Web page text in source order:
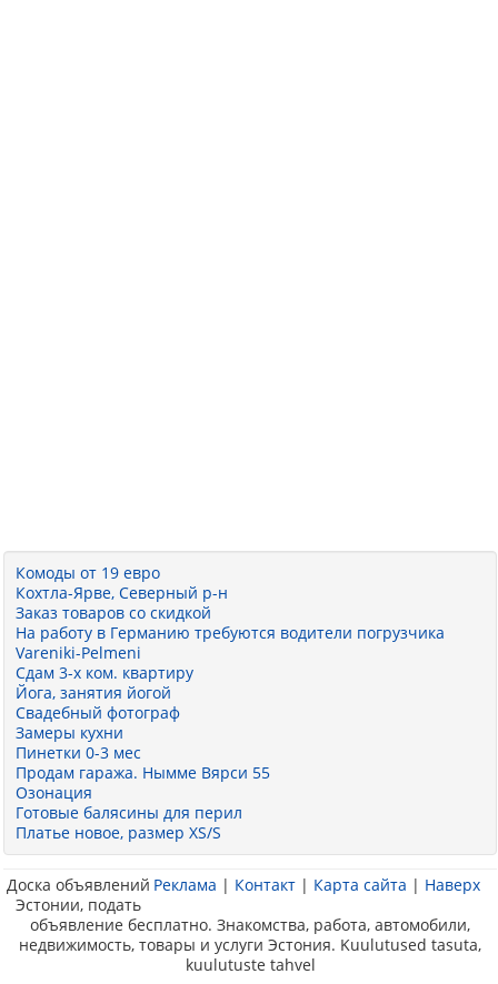
Комоды от 19 евро
Кохтла-Ярве, Северный р-н
Заказ товаров со скидкой
На работу в Германию требуются водители погрузчика
Vareniki-Pelmeni
Сдам 3-х ком. квартиру
Йога, занятия йогой
Свадебный фотограф
Замеры кухни
Пинетки 0-3 мес
Продам гаража. Нымме Вярси 55
Озонация
Готовые балясины для перил
Платье новое, размер XS/S
Реклама | Контакт | Карта сайта | Наверх
Доска объявлений
Эстонии, подать
объявление бесплатно. Знакомства, работа, автомобили,
недвижимость, товары и услуги Эстония. Kuulutused tasuta,
kuulutuste tahvel